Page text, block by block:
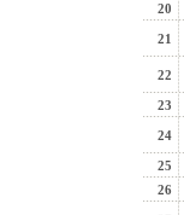
20
21
22
23
24
25
26